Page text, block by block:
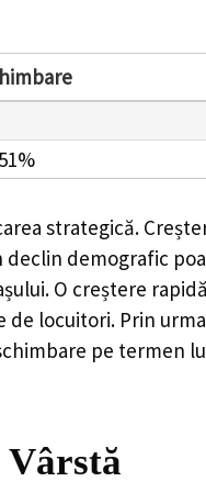
strategică.
demografic
O creștere
locuitori. Prin
pe termen
Vârstă